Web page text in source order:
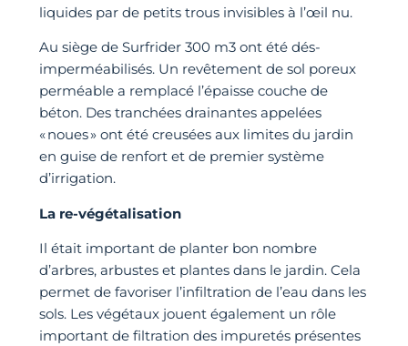
liquides par de petits trous invisibles à l’œil nu.
Au siège de Surfrider 300 m3 ont été dés-
imperméabilisés. Un revêtement de sol poreux
perméable a remplacé l’épaisse couche de
béton. Des tranchées drainantes appelées
« noues » ont été creusées aux limites du jardin
en guise de renfort et de premier système
d’irrigation.
La re-végétalisation
Il était important de planter bon nombre
d’arbres, arbustes et plantes dans le jardin. Cela
permet de favoriser l’infiltration de l’eau dans les
sols. Les végétaux jouent également un rôle
important de filtration des impuretés présentes